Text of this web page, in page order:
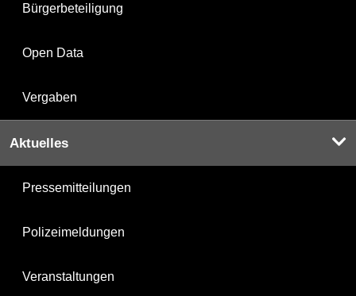
Bürgerbeteiligung
Open Data
Vergaben
Aktuelles
Pressemitteilungen
Polizeimeldungen
Veranstaltungen